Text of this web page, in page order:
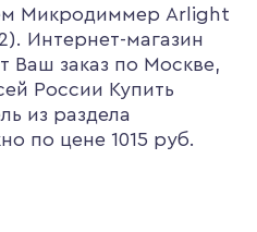
Микродиммер Arlight
Интернет-магазин
Ваш заказ по Москве,
России Купить
из раздела
по цене 1015 руб.